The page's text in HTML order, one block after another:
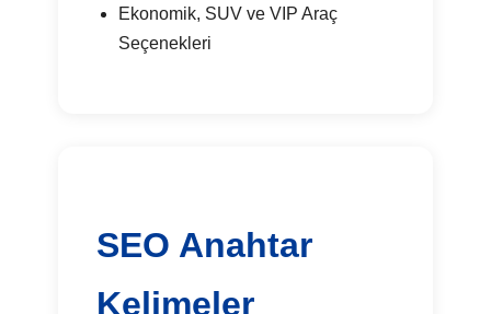
Ekonomik, SUV ve VIP Araç
Seçenekleri
SEO Anahtar
Kelimeler